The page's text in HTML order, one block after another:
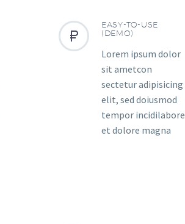


EASY-TO-USE
(DEMO)
Lorem ipsum dolor
sit ametcon
sectetur adipisicing
elit, sed doiusmod
tempor incidilabore
et dolore magna